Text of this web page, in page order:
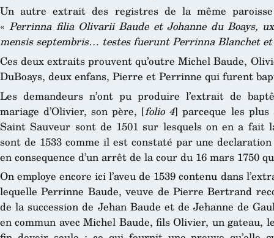
Un autre extrait des registres de la même
«Perrinna filia Olivarii Baude et Johanne du Boays,
mensis septembris… testes fuerunt Perrinna Blanchet
Ces deux extraits prouvent qu’outre Michel Baude,
DuBoays, deux enfans, Pierre et Perrinne qui furent
Les demandeurs n’ont pu produire l’extrait de
mariage d’Olivier, son père, [folio 4] parceque les plus
Saint Sauveur sont de 1501 sur lesquels on en a fait
sont de 1533 comme il est constaté par une
en consequence d’un arrêt de la cour du 16 mars 1750
On employe encore ici l’aveu de 1539 contenu dans
lequelle Perrinne Baude, veuve de Pierre Bertrand
de la succession de Jehan Baude et de Jehanne de
en commun avec Michel Baude, fils Olivier, un gateau,